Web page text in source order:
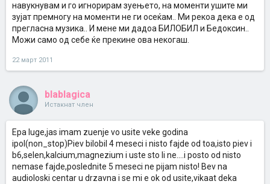
навукнувам и го игнорирам зуењето, на моменти ушите ми
зујат премногу на моменти не ги осеќам.. Ми рекоа дека е од
прегласна музика.. И мене ми дадоа БИЛОБИЛ и Бедоксин..
Можи само од себе ќе прекине ова некогаш.
22 март 2011
blablagica
Истакнат член
Epa luge,jas imam zuenje vo usite veke godina
ipol(non_stop)Piev bilobil 4 meseci i nisto fajde od toa,isto piev i
b6,selen,kalcium,magnezium i uste sto li ne....i posto od nisto
nemase fajde,poslednite 5 meseci ne pijam nisto! Bev na
audioloski centar u drzavna i se mi e ok od usite,vikaat deka